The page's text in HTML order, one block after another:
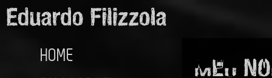
HOME
MEU